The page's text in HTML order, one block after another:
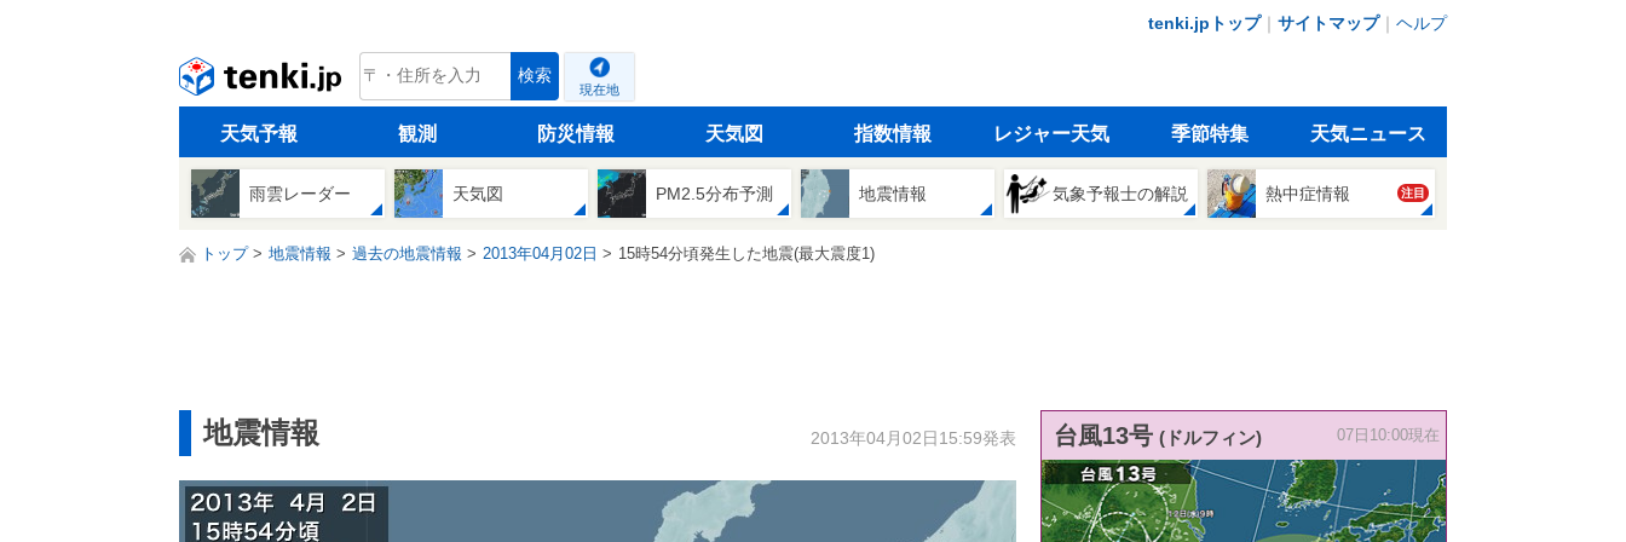
tenki.jpトップ｜ サイトマップ｜ ヘルプ
tenki.jp 検索
現在地
天気予報 観測 防災情報 天気図 指数情報 レジャー天気 季節特集 天気ニュース
雨雲レーダー 天気図 PM2.5分布予測 地震情報 気象予報士の解説 熱中症情報 注目
トップ 地震情報 過去の地震情報 2013年04月02日 15時54分頃発生した地震(最大震度1)
地震情報 2013年04月02日15:59発表 台風13号 (ドルフィン) 07日10:00現在